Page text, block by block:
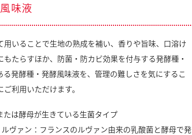
味液
用いることで生地の熟成を補い、香りや旨味、口溶け
たらすほか、防菌・防カビ効果を付与する発酵種・
発酵種・発酵風味液を、管理の難しさを気にするこ
利用いただけます。
たは酵母が生きている生菌タイプ
ヴァン：フランスのルヴァン由来の乳酸菌と酵母で発